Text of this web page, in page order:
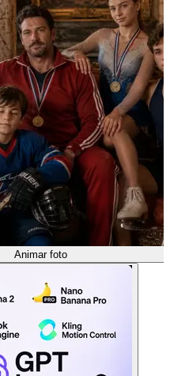
Animar foto